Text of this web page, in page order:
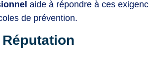
aide à répondre à ces
de prévention.